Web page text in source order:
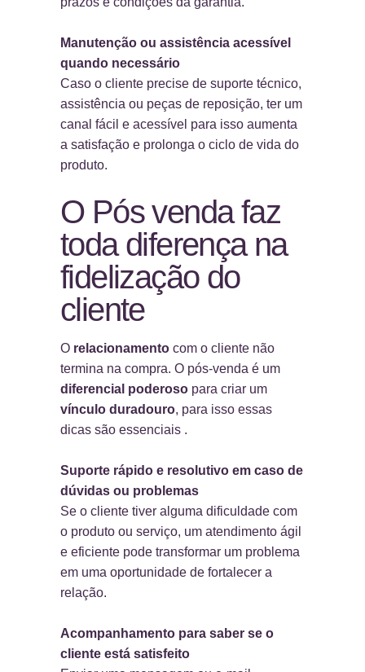
Manutenção ou assistência acessível
quando necessário
Caso o cliente precise de suporte técnico,
assistência ou peças de reposição, ter um
canal fácil e acessível para isso aumenta
a satisfação e prolonga o ciclo de vida do
produto.
O Pós venda faz
toda diferença na
fidelização do
cliente
O relacionamento com o cliente não
termina na compra. O pós-venda é um
diferencial poderoso para criar um
vínculo duradouro, para isso essas
dicas são essenciais .
Suporte rápido e resolutivo em caso de
dúvidas ou problemas
Se o cliente tiver alguma dificuldade com
o produto ou serviço, um atendimento ágil
e eficiente pode transformar um problema
em uma oportunidade de fortalecer a
relação.
Acompanhamento para saber se o
cliente está satisfeito